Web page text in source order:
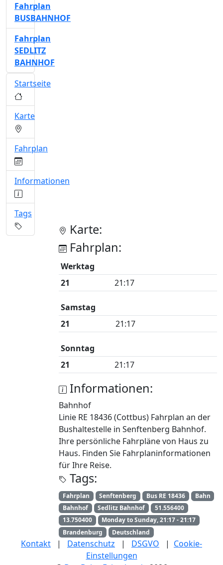
Karte:
Fahrplan:
Werktag
21
21:17
Samstag
21
21:17
Sonntag
21
21:17
Informationen:
Bahnhof
Linie RE 18436 (Cottbus) Fahrplan an der
Bushaltestelle in Senftenberg Bahnhof.
Ihre persönliche Fahrpläne von Haus zu
Haus. Finden Sie Fahrplaninformationen
für Ihre Reise.
Tags:
Fahrplan Senftenberg Bus RE 18436
Bahn
Bahnhof
Sedlitz Bahnhof
51.556400
13.750400
Monday to Sunday, 21:17 - 21:17
Brandenburg
Deutschland
Fahrplan
BUSBAHNHOF
Fahrplan
SEDLITZ
BAHNHOF
Startseite
Karte
Fahrplan
Informationen
Tags
Kontakt | Datenschutz | DSGVO | Cookie-
Einstellungen